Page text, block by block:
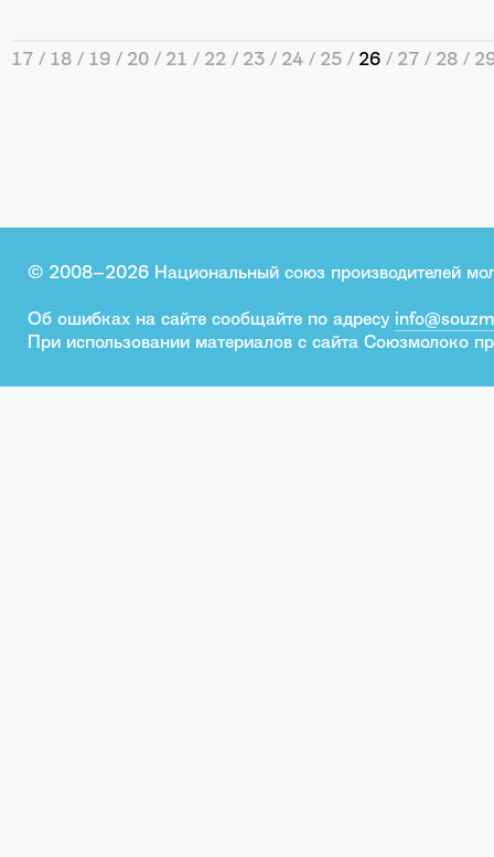
17 18 19 20 21 22 23 24 25 26 27 28
© 2008–2026 Национальный союз производителей
Об ошибках на сайте сообщайте по адресу
При использовании материалов с сайта Союзмолоко